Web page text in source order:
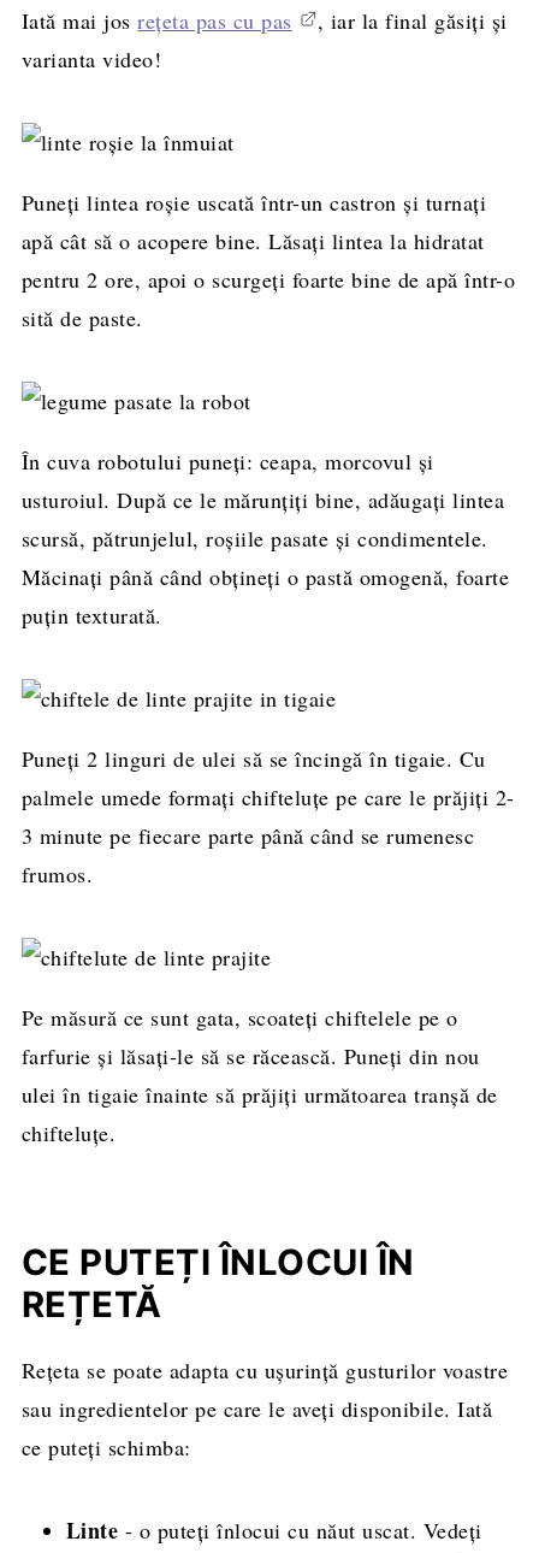
Iată mai josrețeta pas cu pas
, iar la final găsiți și
varianta video!
Puneți lintea roșie uscată într-un castron și turnați
apă cât să o acopere bine. Lăsați lintea la hidratat
pentru 2 ore, apoi o scurgeți foarte bine de apă într-o
sită de paste.
În cuva robotului puneți: ceapa, morcovul și
usturoiul. După ce le mărunțiți bine, adăugați lintea
scursă, pătrunjelul, roșiile pasate și condimentele.
Măcinați până când obțineți o pastă omogenă, foarte
puțin texturată.
Puneți 2 linguri de ulei să se încingă în tigaie. Cu
palmele umede formați chifteluțe pe care le prăjiți 2-
3 minute pe fiecare parte până când se rumenesc
frumos.
Pe măsură ce sunt gata, scoateți chiftelele pe o
farfurie și lăsați-le să se răcească. Puneți din nou
ulei în tigaie înainte să prăjiți următoarea tranșă de
chifteluțe.
CE PUTEȚI ÎNLOCUI ÎN
REȚETĂ
Rețeta se poate adapta cu ușurință gusturilor voastre
sau ingredientelor pe care le aveți disponibile. Iată
ce puteți schimba:
Linte - o puteți înlocui cu năut uscat. Vedeți